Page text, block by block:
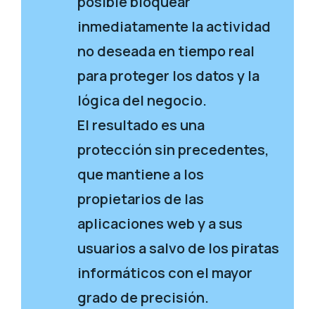
inmediatamente la actividad
no deseada en tiempo real
para proteger los datos y la
lógica del negocio.
El resultado es una
protección sin precedentes,
que mantiene a los
propietarios de las
aplicaciones web y a sus
usuarios a salvo de los piratas
informáticos con el mayor
grado de precisión.